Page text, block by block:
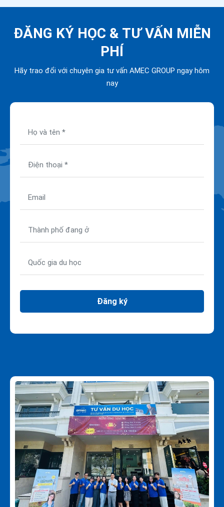
ĐĂNG KÝ HỌC & TƯ VẤN MIỄN
PHÍ
Hãy trao đổi với chuyên gia tư vấn AMEC GROUP ngay hôm
nay
Đăng ký